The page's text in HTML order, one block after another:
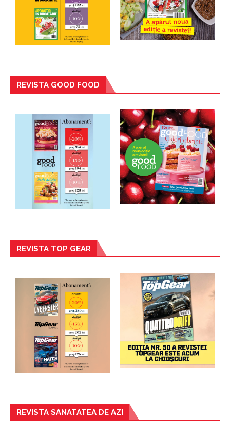
REVISTA GOOD FOOD
REVISTA TOP GEAR
REVISTA SANATATEA DE AZI